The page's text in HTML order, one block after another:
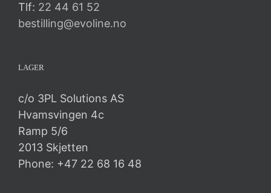
Tlf: 22 44 61 52
bestilling@evoline.no
LAGER
c/o 3PL Solutions AS
Hvamsvingen 4c
Ramp 5/6
2013 Skjetten
Phone: +47 22 68 16 48